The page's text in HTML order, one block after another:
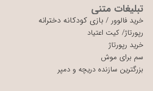
تبلیغات متنی
خرید فالوور / بازی کودکانه دخترانه
رپورتاژ/ کیت اعتیاد
خرید رپورتاژ
سم برای موش
بزرگترین سازنده دریچه و دمپر